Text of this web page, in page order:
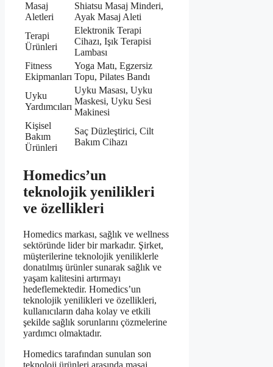
Masaj
Aletleri
Shiatsu Masaj Minderi,
Ayak Masaj Aleti
Terapi
Ürünleri
Elektronik Terapi
Cihazı, Işık Terapisi
Lambası
Fitness
Ekipmanları
Yoga Matı, Egzersiz
Topu, Pilates Bandı
Uyku
Yardımcıları
Uyku Masası, Uyku
Maskesi, Uyku Sesi
Makinesi
Kişisel
Bakım
Ürünleri
Saç Düzleştirici, Cilt
Bakım Cihazı
Homedics’un
teknolojik yenilikleri
ve özellikleri
Homedics markası, sağlık ve wellness
sektöründe lider bir markadır. Şirket,
müşterilerine teknolojik yeniliklerle
donatılmış ürünler sunarak sağlık ve
yaşam kalitesini artırmayı
hedeflemektedir. Homedics’un
teknolojik yenilikleri ve özellikleri,
kullanıcıların daha kolay ve etkili
şekilde sağlık sorunlarını çözmelerine
yardımcı olmaktadır.
Homedics tarafından sunulan son
teknoloji ürünleri arasında masaj